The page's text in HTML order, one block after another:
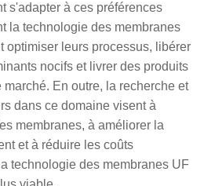
s'adapter à ces préférences
la technologie des membranes
optimiser leurs processus, libérer
nocifs et livrer des produits
En outre, la recherche et
dans ce domaine visent à
membranes, à améliorer la
et à réduire les coûts
technologie des membranes UF